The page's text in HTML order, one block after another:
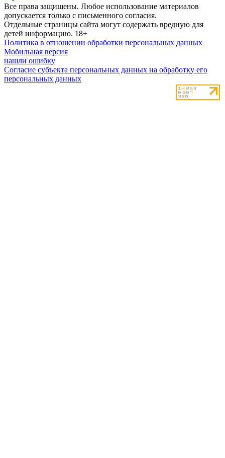
Все права защищены. Любое использование материалов
допускается только с письменного согласия.
Отдельные страницы сайта могут содержать вредную для
детей информацию. 18+
Политика в отношении обработки персональных данных
Мобильная версия
нашли ошибку
Согласие субъекта персональных данных на обработку его
персональных данных